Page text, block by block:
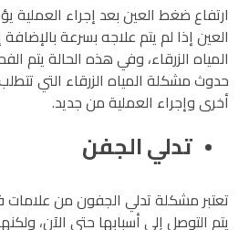
ارتفاع ضغط العين بعد إجراء
العين إذا لم يتم علاجه بسرعة
المياه الزرقاء، وفي هذه الحالة يتم
حدوث مشكلة المياه الزرقاء التي
أخرى وإجراء العملية من جديد.
تدلي الجفن
تعتبر مشكلة تدلي الجفون من علامات
يتم التوصل إلى أسبابها حتى الآن،